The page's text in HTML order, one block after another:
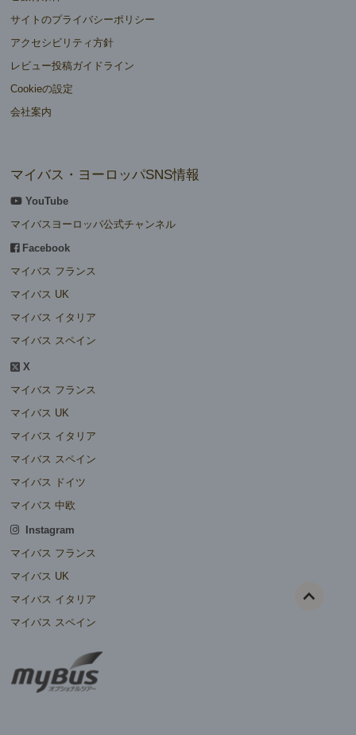
サイトのプライバシーポリシー
アクセシビリティ方針
レビュー投稿ガイドライン
Cookieの設定
会社案内
マイバス・ヨーロッパSNS情報
YouTube
マイバスヨーロッパ公式チャンネル
Facebook
マイバス フランス
マイバス UK
マイバス イタリア
マイバス スペイン
X
マイバス フランス
マイバス UK
マイバス イタリア
マイバス スペイン
マイバス ドイツ
マイバス 中欧
Instagram
マイバス フランス
マイバス UK
マイバス イタリア
マイバス スペイン